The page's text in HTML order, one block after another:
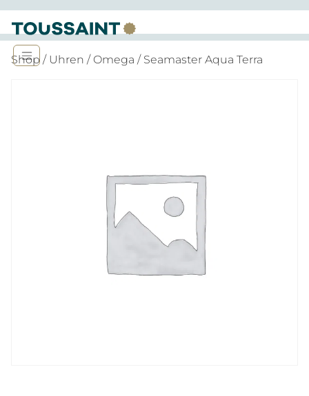
Shop / Uhren / Omega / Seamaster Aqua Terra